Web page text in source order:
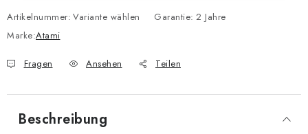
Artikelnummer: Variante wählen
Marke:Atami
Garantie: 2 Jahre
Fragen Ansehen Teilen
Beschreibung